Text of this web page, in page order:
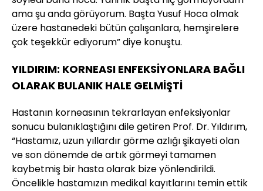
ama şu anda görüyorum. Başta Yusuf Hoca olmak
üzere hastanedeki bütün çalışanlara, hemşirelere
çok teşekkür ediyorum” diye konuştu.
YILDIRIM: KORNEASI ENFEKSİYONLARA BAĞLI
OLARAK BULANIK HALE GELMİŞTİ
Hastanın korneasının tekrarlayan enfeksiyonlar
sonucu bulanıklaştığını dile getiren Prof. Dr. Yıldırım,
“Hastamız, uzun yıllardır görme azlığı şikayeti olan
ve son dönemde de artık görmeyi tamamen
kaybetmiş bir hasta olarak bize yönlendirildi.
Öncelikle hastamızın medikal kayıtlarını temin ettik